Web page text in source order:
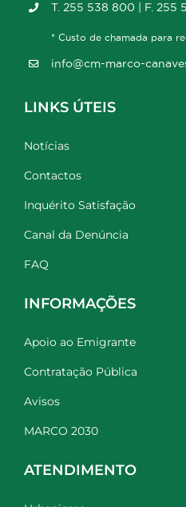
T. 255 538 800 | F. 255
* Custo de chamada para
info@cm-marco-
LINKS ÚTEIS
Notícias
Contactos
Inquérito Satisfação
Canal da Denúncia
FAQ
INFORMAÇÕES
Apoio ao Emigrante
Contratação Pública
Avisos
MARCO 2030
ATENDIMENTO